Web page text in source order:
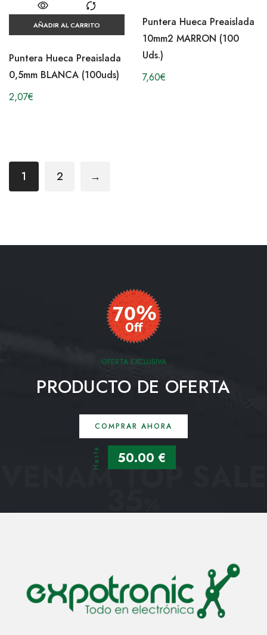
AÑADIR AL CARRITO
Puntera Hueca Preaislada
0,5mm BLANCA (100uds)
2,07€
Puntera Hueca Preaislada
10mm2 MARRON (100
Uds.)
7,60€
1 2 →
OFERTA EXCLUSIVA
PRODUCTO DE OFERTA
COMPRAR AHORA
Hasta 50.00 €
VENAM TOP SALE
35